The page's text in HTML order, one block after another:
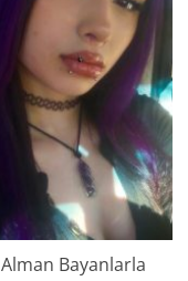
Alman Bayanlarla